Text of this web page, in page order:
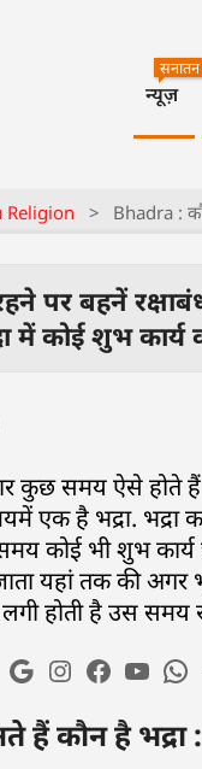
न्यूज़
सनातन
Religion > Bhadra :
पर बहनें
में कोई शुभ कार्य
कुछ समय ऐसे होते हैं
है भद्रा. भद्रा का
कोई भी शुभ कार्य
यहां तक की अगर
होती है उस समय
कौन है भद्रा :